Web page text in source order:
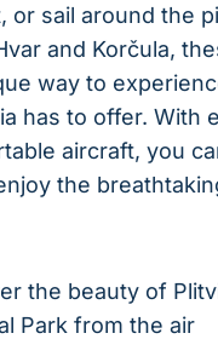
or sail around the
and⁣ Korčula,
way to
has to offer. With
aircraft,‍ you
the
the beauty of
Park from the air